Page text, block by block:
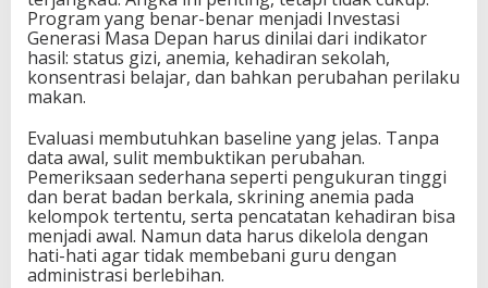
Program yang benar-benar menjadi Investasi
Generasi Masa Depan harus dinilai dari indikator
hasil: status gizi, anemia, kehadiran sekolah,
konsentrasi belajar, dan bahkan perubahan perilaku
makan.
Evaluasi membutuhkan baseline yang jelas. Tanpa
data awal, sulit membuktikan perubahan.
Pemeriksaan sederhana seperti pengukuran tinggi
dan berat badan berkala, skrining anemia pada
kelompok tertentu, serta pencatatan kehadiran bisa
menjadi awal. Namun data harus dikelola dengan
hati-hati agar tidak membebani guru dengan
administrasi berlebihan.